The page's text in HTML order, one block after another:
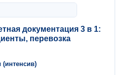
документация 3 в 1:
перевозка
(интенсив)